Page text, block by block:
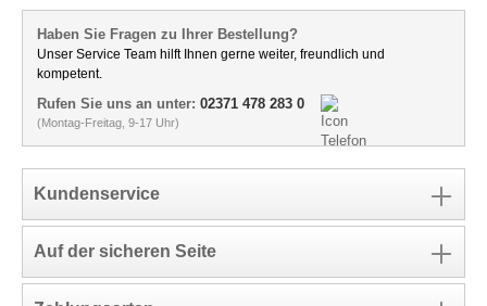
Haben Sie Fragen zu Ihrer Bestellung?
Unser Service Team hilft Ihnen gerne weiter, freundlich und
kompetent.
Rufen Sie uns an unter: 02371 478 283 0
(Montag-Freitag, 9-17 Uhr)
Kundenservice
Auf der sicheren Seite